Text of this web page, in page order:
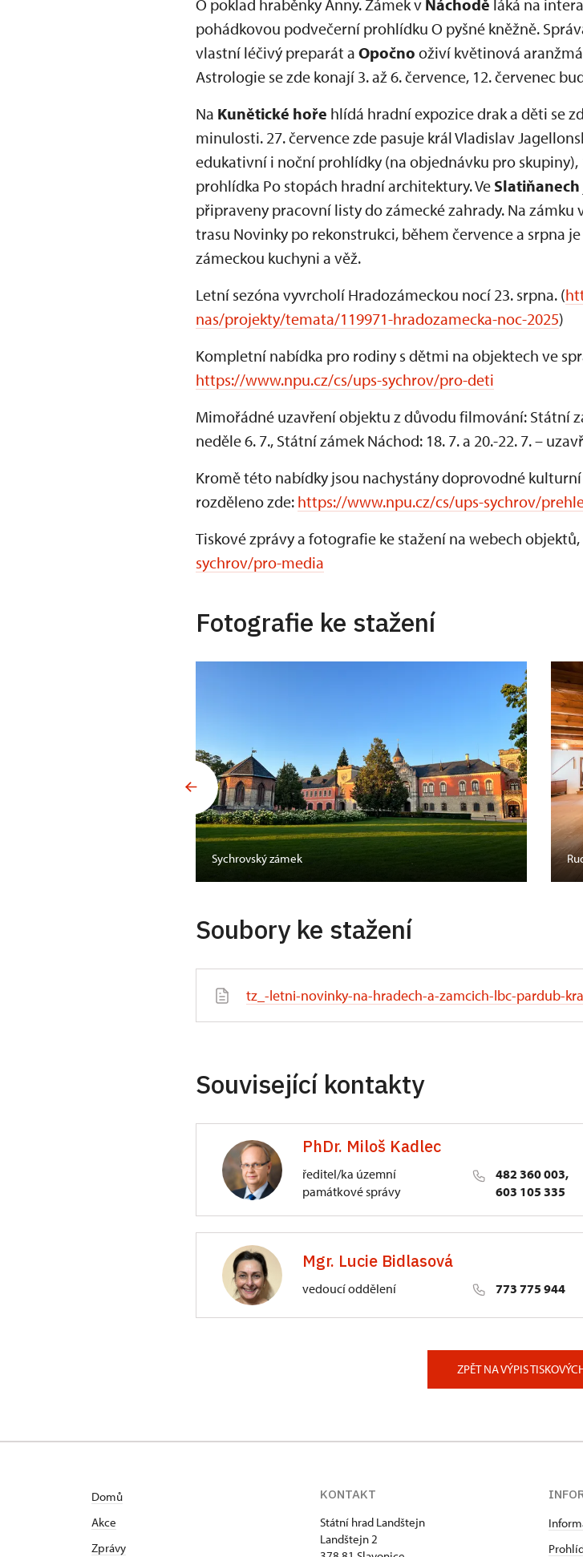
O poklad hraběnky Anny. Zámek v Náchodě láká na
pohádkovou podvečerní prohlídku O pyšné kněžně.
vlastní léčivý preparát a Opočno oživí květinová
Astrologie se zde konají 3. až 6. července, 12. červenec
Na Kunětické hoře hlídá hradní expozice drak a děti se
minulosti. 27. července zde pasuje král Vladislav
edukativní i noční prohlídky (na objednávku pro skupiny),
prohlídka Po stopách hradní architektury. Ve Slatiňanech
připraveny pracovní listy do zámecké zahrady. Na zámku
trasu Novinky po rekonstrukci, během července a srpna
zámeckou kuchyni a věž.
Letní sezóna vyvrcholí Hradozámeckou nocí 23. srpna. (
nas/projekty/temata/119971-hradozamecka-noc-2025)
Kompletní nabídka pro rodiny s dětmi na objektech ve
https://www.npu.cz/cs/ups-sychrov/pro-deti
Mimořádné uzavření objektu z důvodu filmování: Státní
neděle 6. 7., Státní zámek Náchod: 18. 7. a 20.-22. 7. –
Kromě této nabídky jsou nachystány doprovodné
rozděleno zde: https://www.npu.cz/cs/ups-sychrov/
Tiskové zprávy a fotografie ke stažení na webech
sychrov/pro-media
Fotografie ke stažení
Sychrovský zámek
Soubory ke stažení
tz_-letni-novinky-na-hradech-a-zamcich-lbc-pardub-
Související kontakty
PhDr. Miloš Kadlec
ředitel/ka územní
památkové správy
482 360 003,
603 105 335
3/, Sychrov 3Mgr. Lucie Bidlasová
vedoucí oddělení 773 775 944
ZPĚT NA VÝPIS
Domů
Akce
Zprávy
KONTAKT
Státní hrad Landštejn
Landštejn 2